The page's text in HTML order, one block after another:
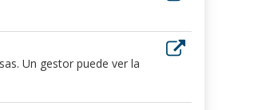
Un gestor puede ver la